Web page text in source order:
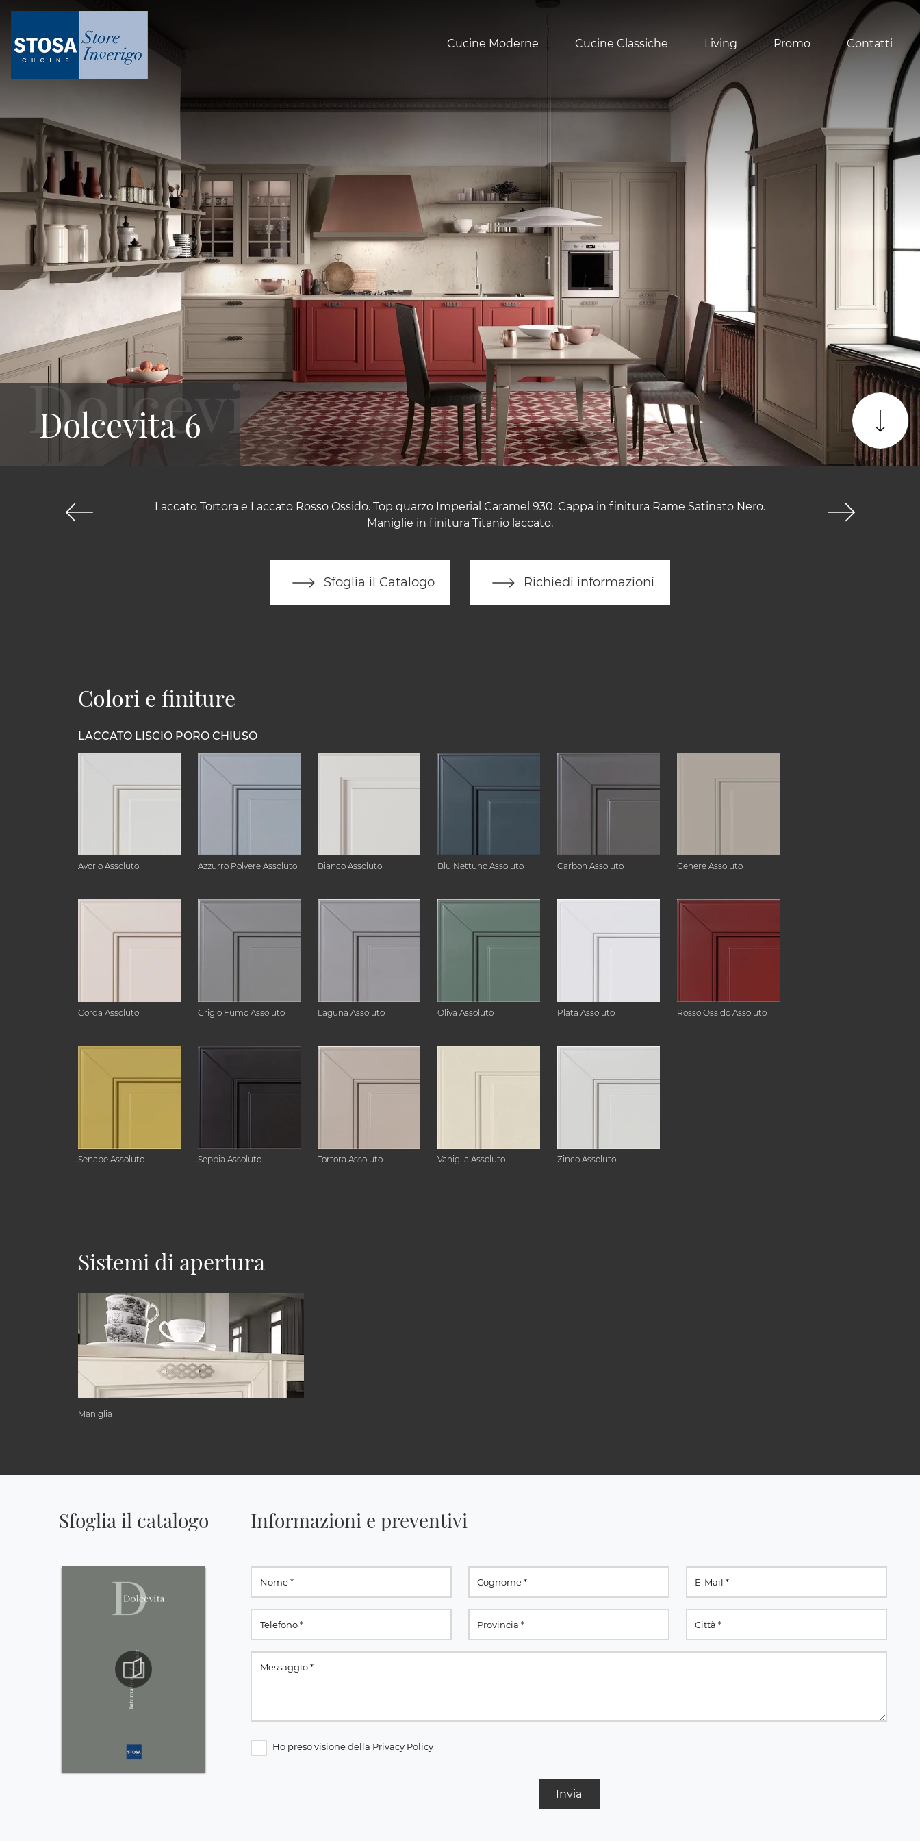
Cucine Moderne Cucine Classiche Living Promo Contatti
Laccato Tortora e Laccato Rosso Ossido. Top quarzo Imperial Caramel 930. Cappa in finitura Rame Satinato Nero.
Maniglie in finitura Titanio laccato.
Sfoglia il Catalogo Richiedi informazioni
Dolcevita 6
Colori e finiture
LACCATO LISCIO PORO CHIUSO
Avorio Assoluto Azzurro Polvere Assoluto Bianco Assoluto Blu Nettuno Assoluto Carbon Assoluto Cenere Assoluto
Corda Assoluto Grigio Fumo Assoluto Laguna Assoluto Oliva Assoluto Plata Assoluto Rosso Ossido Assoluto
Senape Assoluto Seppia Assoluto Tortora Assoluto Vaniglia Assoluto Zinco Assoluto
Sistemi di apertura
Maniglia
Sfoglia il catalogo Informazioni e preventivi
Ho preso visione della Privacy Policy
Invia